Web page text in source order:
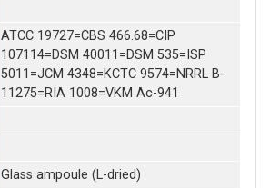
ATCC 19727=CBS 466.68=CIP
107114=DSM 40011=DSM 535=ISP
5011=JCM 4348=KCTC 9574=NRRL B-
11275=RIA 1008=VKM Ac-941
Glass ampoule (L-dried)